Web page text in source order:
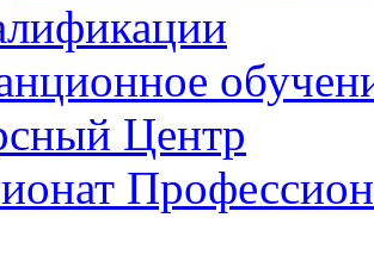
Центр